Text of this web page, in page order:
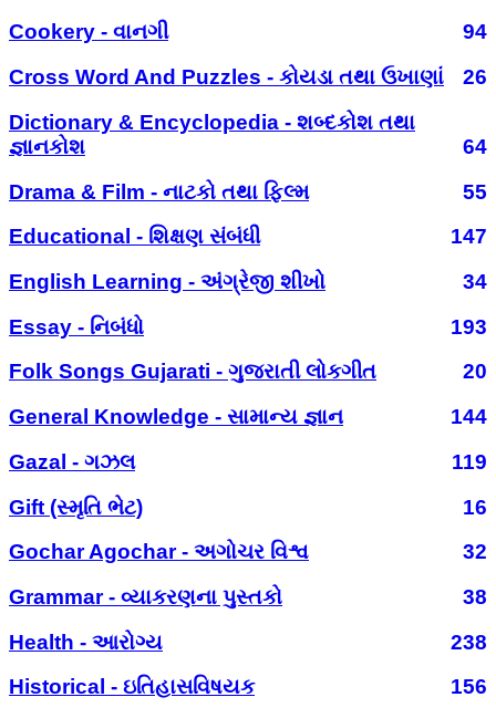
Cookery - વાનગી
94
Cross Word And Puzzles - કોયડા તથા ઉખાણાં
26
Dictionary & Encyclopedia - શબ્દકોશ તથા
જ્ઞાનકોશ
64
Drama & Film - નાટકો તથા ફિલ્મ
55
Educational - શિક્ષણ સંબંધી
147
English Learning - અંગ્રેજી શીખો
34
Essay - નિબંધો
193
Folk Songs Gujarati - ગુજરાતી લોકગીત
20
General Knowledge - સામાન્ય જ્ઞાન
144
Gazal - ગઝલ
119
Gift (સ્મૃતિ ભેટ)
16
Gochar Agochar - અગોચર વિશ્વ
32
Grammar - વ્યાકરણના પુસ્તકો
38
Health - આરોગ્ય
238
Historical - ઇતિહાસવિષયક
156